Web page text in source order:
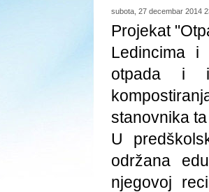
subota, 27 decembar 2014
Projekat
Ledincima i
otpada i
stanovnika
U
održana
njegovoj